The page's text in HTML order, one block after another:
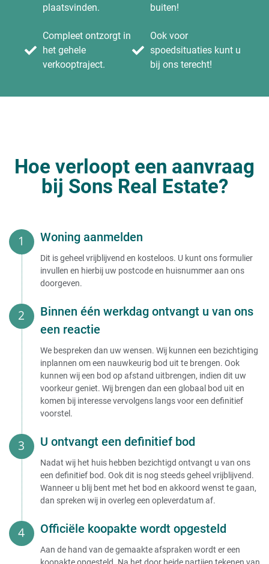
plaatsvinden.
Compleet ontzorgt in
het gehele
verkooptraject.
buiten!
Ook voor
spoedsituaties kunt u
bij ons terecht!
Hoe verloopt een aanvraag
bij Sons Real Estate?
Woning aanmelden
Dit is geheel vrijblijvend en kosteloos. U kunt ons formulier
invullen en hierbij uw postcode en huisnummer aan ons
doorgeven.
Binnen één werkdag ontvangt u van ons
een reactie
We bespreken dan uw wensen. Wij kunnen een bezichtiging
inplannen om een nauwkeurig bod uit te brengen. Ook
kunnen wij een bod op afstand uitbrengen, indien dit uw
voorkeur geniet. Wij brengen dan een globaal bod uit en
komen bij interesse vervolgens langs voor een definitief
voorstel.
U ontvangt een definitief bod
Nadat wij het huis hebben bezichtigd ontvangt u van ons
een definitief bod. Ook dit is nog steeds geheel vrijblijvend.
Wanneer u blij bent met het bod en akkoord wenst te gaan,
dan spreken wij in overleg een opleverdatum af.
Officiële koopakte wordt opgesteld
Aan de hand van de gemaakte afspraken wordt er een
koopakte opgesteld. Na het door beide partijen tekenen van